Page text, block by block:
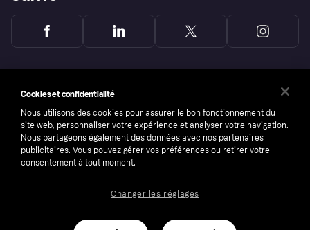
number: 556737-0431
Cookies et confidentialité
Nous utilisons des cookies pour assurer le bon fonctionnement du
site web, personnaliser votre expérience et analyser votre navigation.
Nous partageons également des données avec nos partenaires
publicitaires. Vous pouvez gérer vos préférences ou retirer votre
consentement à tout moment.
Changer les réglages